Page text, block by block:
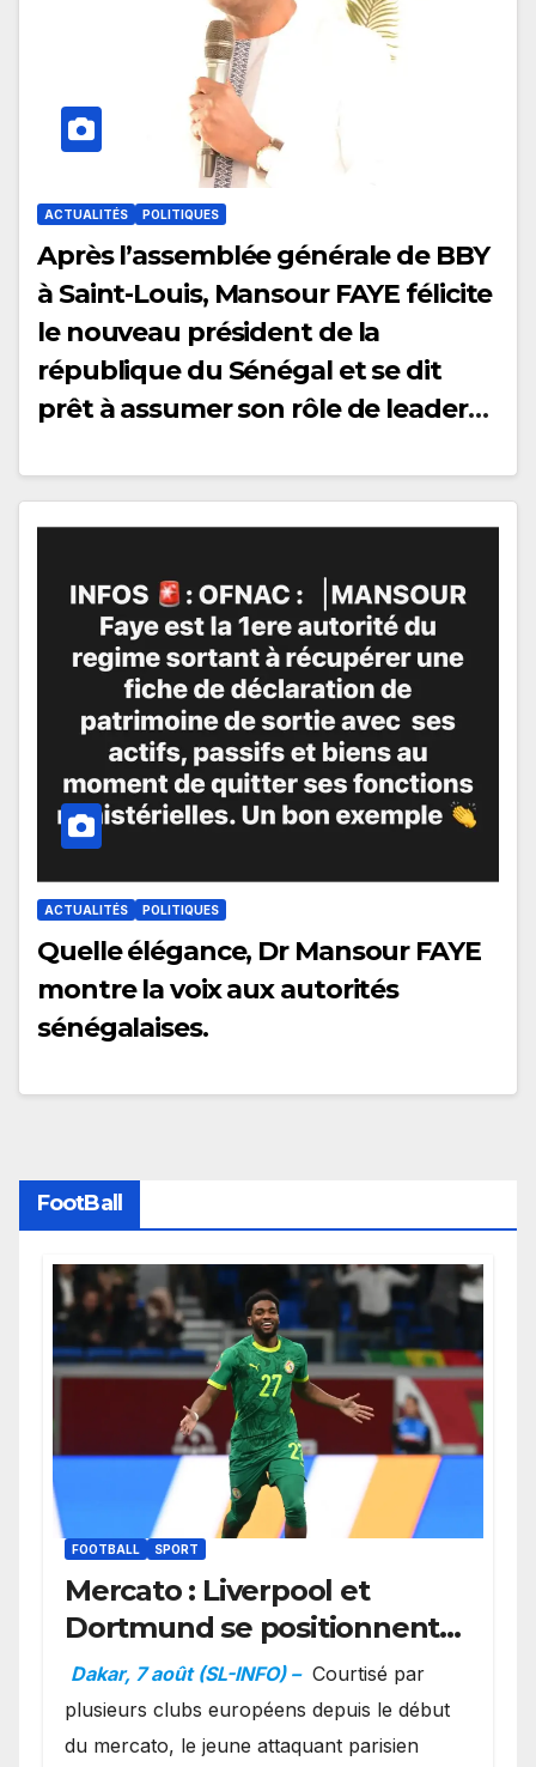
ACTUALITÉS POLITIQUES
Après l’assemblée générale de BBY
à Saint-Louis, Mansour FAYE félicite
le nouveau président de la
république du Sénégal et se dit
prêt à assumer son rôle de leader
ACTUALITÉS POLITIQUES
Quelle élégance, Dr Mansour FAYE
montre la voix aux autorités
sénégalaises.
FootBall
FOOTBALL SPORT
Mercato : Liverpool et
Dortmund se positionnent
en favoris pour recruter
Ibrahim Mbaye
Dakar, 7 août (SL-INFO) – Courtisé par
plusieurs clubs européens depuis le début
du mercato, le jeune attaquant parisien